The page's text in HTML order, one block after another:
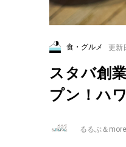
食・グルメ 更新
スタバ創
プン！ハ
るるぶ＆